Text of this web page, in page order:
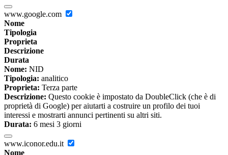
www.google.com
Nome
Tipologia
Proprieta
Descrizione
Durata
Nome: NID
Tipologia: analitico
Proprieta: Terza parte
Descrizione: Questo cookie è impostato da DoubleClick (che è di
proprietà di Google) per aiutarti a costruire un profilo dei tuoi
interessi e mostrarti annunci pertinenti su altri siti.
Durata: 6 mesi 3 giorni
www.iconor.edu.it
Nome